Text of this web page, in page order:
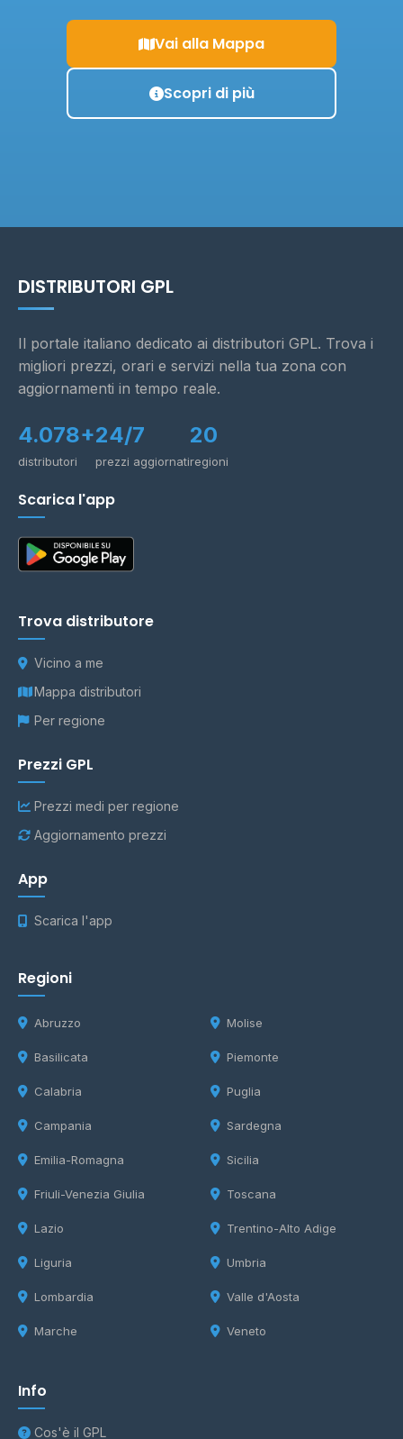
Vai alla Mappa
Scopri di più
DISTRIBUTORI GPL
Il portale italiano dedicato ai distributori GPL. Trova i
migliori prezzi, orari e servizi nella tua zona con
aggiornamenti in tempo reale.
4.078+
distributori
24/7
prezzi aggiornati
20
regioni
Scarica l'app
Trova distributore
Vicino a me
Mappa distributori
Per regione
Prezzi GPL
Prezzi medi per regione
Aggiornamento prezzi
App
Scarica l'app
Regioni
Abruzzo
Basilicata
Calabria
Campania
Emilia-Romagna
Friuli-Venezia Giulia
Lazio
Liguria
Lombardia
Marche
Molise
Piemonte
Puglia
Sardegna
Sicilia
Toscana
Trentino-Alto Adige
Umbria
Valle d'Aosta
Veneto
Info
Cos'è il GPL